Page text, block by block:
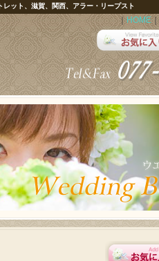
ット、滋賀、関西、アラー・リープスト
｜ HOME｜